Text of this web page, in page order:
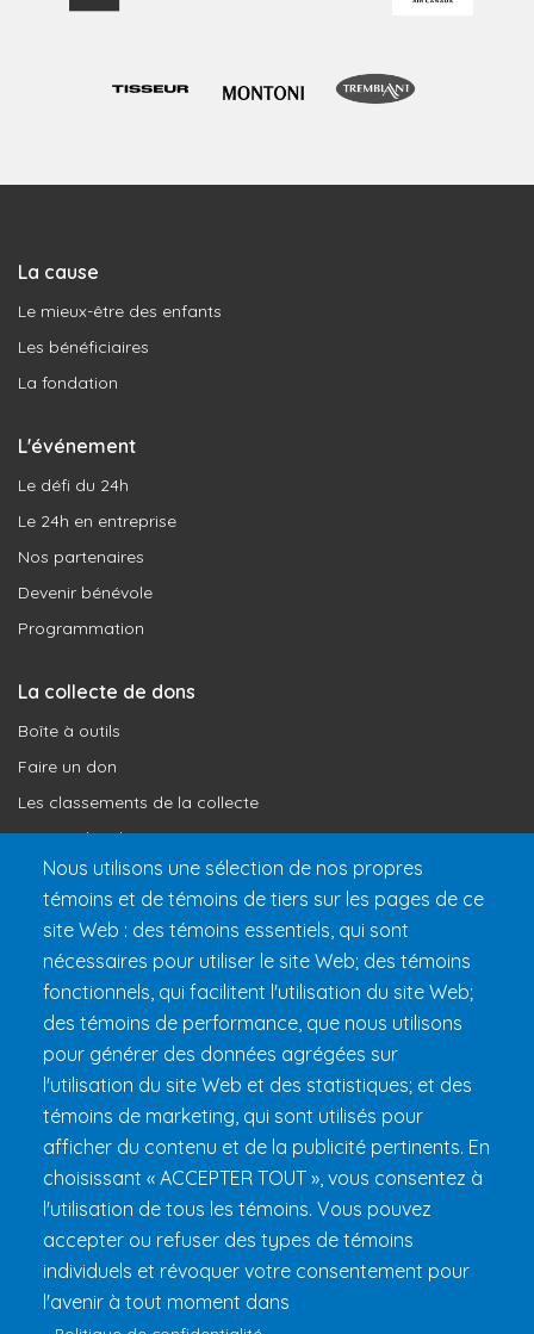
La cause
Le mieux-être des enfants
Les bénéficiaires
La fondation
L'événement
Le défi du 24h
Le 24h en entreprise
Nos partenaires
Devenir bénévole
Programmation
La collecte de dons
Boîte à outils
Faire un don
Les classements de la collecte
Où vont les dons
Le programme de reconnaissance
Préparer son 24h
Informations pratiques
FAQ et règlements
Fondation 24h Tremblant 1000 chemin des Voyageurs, Mont-
Tremblant (Québec) Canada J8E 1T1
7484
Nous utilisons une sélection de nos propres
témoins et de témoins de tiers sur les pages de ce
site Web : des témoins essentiels, qui sont
nécessaires pour utiliser le site Web; des témoins
fonctionnels, qui facilitent l'utilisation du site Web;
des témoins de performance, que nous utilisons
pour générer des données agrégées sur
l'utilisation du site Web et des statistiques; et des
témoins de marketing, qui sont utilisés pour
afficher du contenu et de la publicité pertinents. En
choisissant « ACCEPTER TOUT », vous consentez à
l'utilisation de tous les témoins. Vous pouvez
accepter ou refuser des types de témoins
individuels et révoquer votre consentement pour
l'avenir à tout moment dans